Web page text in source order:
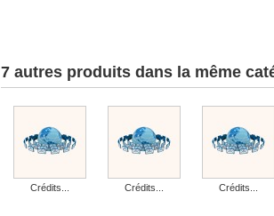
7 autres produits dans la même
Crédits... Crédits... Crédits...